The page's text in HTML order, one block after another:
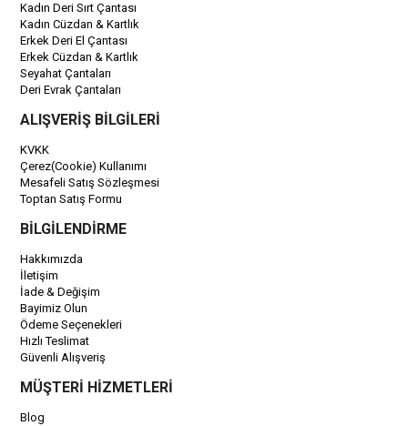
Kadın Deri Sırt Çantası
Kadın Cüzdan & Kartlık
Erkek Deri El Çantası
Erkek Cüzdan & Kartlık
Seyahat Çantaları
Deri Evrak Çantaları
ALIŞVERİŞ BİLGİLERİ
KVKK
Çerez(Cookie) Kullanımı
Mesafeli Satış Sözleşmesi
Toptan Satış Formu
BİLGİLENDİRME
Hakkımızda
İletişim
İade & Değişim
Bayimiz Olun
Ödeme Seçenekleri
Hızlı Teslimat
Güvenli Alışveriş
MÜŞTERİ HİZMETLERİ
Blog